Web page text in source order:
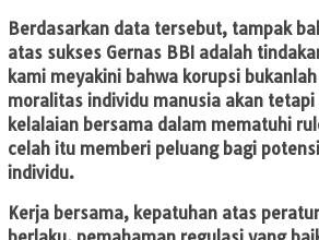
Berdasarkan data tersebut, tampak
atas sukses Gernas BBI adalah
kami meyakini bahwa korupsi
moralitas individu manusia akan tetapi
kelalaian bersama dalam mematuhi
celah itu memberi peluang bagi
individu.
Kerja bersama, kepatuhan atas